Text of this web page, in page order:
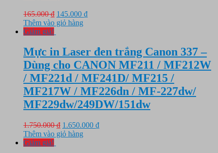
165.000₫ Giá
gốc
145.000 ₫Giá
145.000 ₫.
Thêm vào giỏ hàng
Giảm giá!
Mực in Laser đen trắng Canon 337 –
Dùng cho CANON MF211 / MF212W
/ MF221d / MF241D/ MF215 /
MF217W / MF226dn / MF-227dw/
MF229dw/249DW/151dw
1.750.000₫ Giá
gốc
1.650.000 ₫Giá
Thêm vào giỏ hàng
Giảm giá!